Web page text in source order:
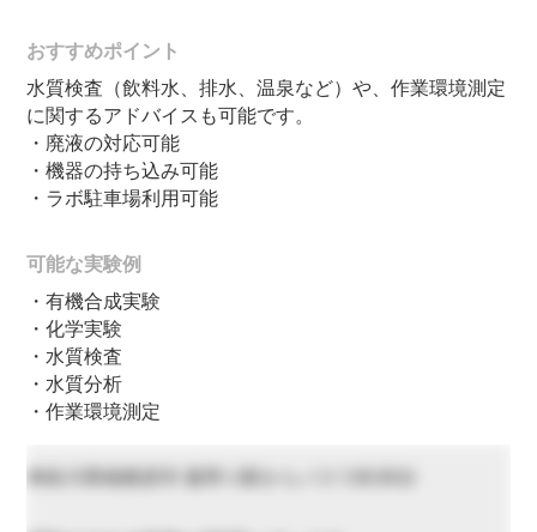
おすすめポイント
水質検査（飲料水、排水、温泉など）や、作業環境測定
に関するアドバイスも可能です。
・廃液の対応可能
・機器の持ち込み可能
・ラボ駐車場利用可能
可能な実験例
・有機合成実験
・化学実験
・水質検査
・水質分析
・作業環境測定
神奈川県相模原市 最寄り駅からバスで約30分